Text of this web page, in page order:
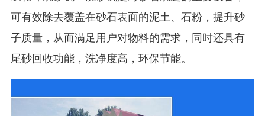
可有效除去覆盖在砂石表面的泥土、石粉，提升砂
子质量，从而满足用户对物料的需求，同时还具有
尾砂回收功能，洗净度高，环保节能。